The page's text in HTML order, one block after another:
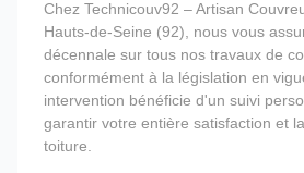
Chez Technicouv92 – Artisan
Hauts-de-Seine (92), nous vous
décennale sur tous nos travaux de
conformément à la législation en
intervention bénéficie d'un suivi
garantir votre entière satisfaction et
toiture.